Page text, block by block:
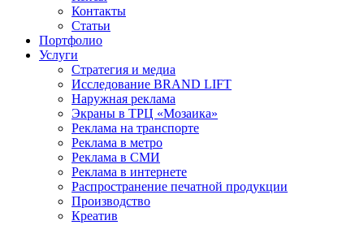
Контакты
Статьи
Портфолио
Услуги
Стратегия и медиа
Исследование BRAND LIFT
Наружная реклама
Экраны в ТРЦ «Мозаика»
Реклама на транспорте
Реклама в метро
Реклама в СМИ
Реклама в интернете
Распространение печатной продукции
Производство
Креатив